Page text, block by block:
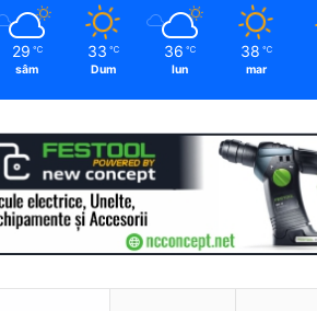
29 ℃
sâm
33 ℃
Dum
36 ℃
lun
38 ℃
mar